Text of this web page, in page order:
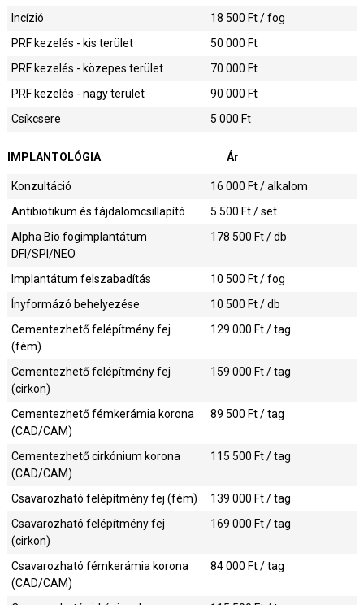
18 500Ft / fog
Incízió
50 000Ft
PRF kezelés - kis terület
70 000Ft
PRF kezelés - közepes terület
90 000Ft
PRF kezelés - nagy terület
5 000Ft
Csíkcsere
IMPLANTOLÓGIA Ár
16 000 Ft / alkalom
Konzultáció
5 500 Ft / set
Antibiotikum és fájdalomcsillapító
178 500 Ft / db
Alpha Bio fogimplantátum
DFI/SPI/NEO
10 500 Ft / fog
Implantátum felszabadítás
10 500 Ft / db
Ínyformázó behelyezése
129 000 Ft / tag
Cementezhető felépítmény fej
(fém)
159 000 Ft / tag
Cementezhető felépítmény fej
(cirkon)
89 500 Ft / tag
Cementezhető fémkerámia korona
(CAD/CAM)
115 500 Ft / tag
Cementezhető cirkónium korona
(CAD/CAM)
139 000 Ft / tag
Csavarozható felépítmény fej (fém)
169 000 Ft / tag
Csavarozható felépítmény fej
(cirkon)
84 000 Ft / tag
Csavarozható fémkerámia korona
(CAD/CAM)